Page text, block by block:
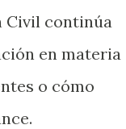
Civil continúa
en materia
o cómo